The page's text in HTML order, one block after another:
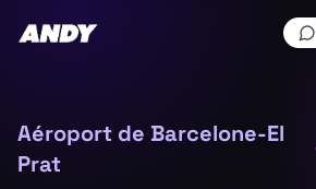
Aéroport de Barcelone-El
Prat